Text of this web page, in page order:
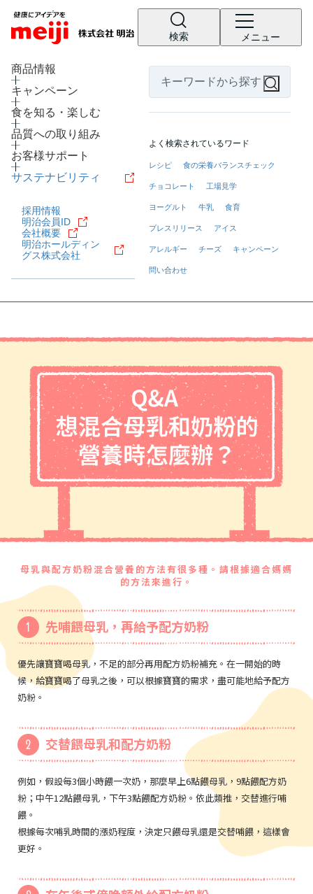
検索 メニュー
商品情報
キャンペーン
食を知る・楽しむ
品質への取り組み
お客様サポート
サステナビリティ
採用情報
明治会員ID
会社概要
明治ホールディン
グス株式会社
よく検索されているワード
レシピ 食の栄養バランスチェック
チョコレート 工場見学
ヨーグルト 牛乳 食育
プレスリリース アイス
アレルギー チーズ キャンペーン
問い合わせ
母乳與配方奶粉混合營養的方法有很多種。請根據適合媽媽
的方法來進行。
先哺餵母乳，再給予配方奶粉
優先讓寶寶喝母乳，不足的部分再用配方奶粉補充。在一開始的時
候，給寶寶喝了母乳之後，可以根據寶寶的需求，盡可能地給予配方
奶粉。
交替餵母乳和配方奶粉
例如，假設每3個小時餵一次奶，那麼早上6點餵母乳，9點餵配方奶
粉；中午12點餵母乳，下午3點餵配方奶粉。依此類推，交替進行哺
餵。
根據每次哺乳時間的漲奶程度，決定只餵母乳還是交替哺餵，這樣會
更好。
LANGUAGE